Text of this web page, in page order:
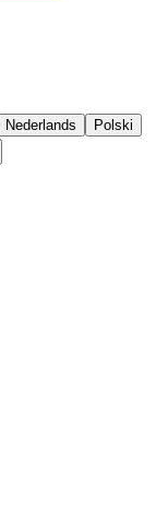
Nederlands
Polski